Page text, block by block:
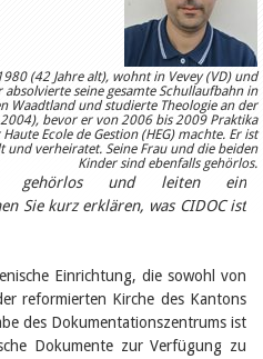
(42 Jahre alt), wohnt in Vevey (VD) und
seine gesamte Schullaufbahn in
Waadtland und studierte Theologie an der
bevor er von 2006 bis 2009 Praktika
Ecole de Gestion (HEG) machte. Er ist
und verheiratet. Seine Frau und die beiden
Kinder sind ebenfalls gehörlos.
gehörlos und leiten ein
Sie kurz erklären, was CIDOC ist
Einrichtung, die sowohl von
reformierten Kirche des Kantons
des Dokumentationszentrums ist
Dokumente zur Verfügung zu